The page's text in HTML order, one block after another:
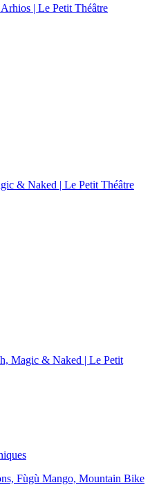
| Le Petit Théâtre
& Naked | Le Petit Théâtre
Magic & Naked | Le Petit
Fùgù Mango, Mountain Bike